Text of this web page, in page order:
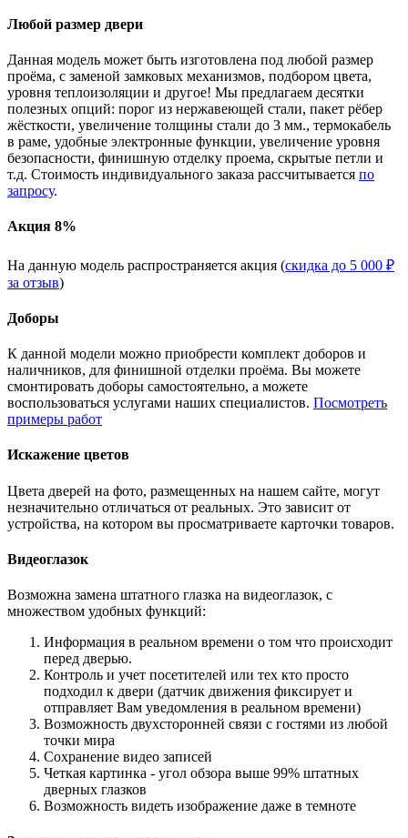
Любой размер двери
Данная модель может быть изготовлена под любой размер
проёма, с заменой замковых механизмов, подбором цвета,
уровня теплоизоляции и другое! Мы предлагаем десятки
полезных опций: порог из нержавеющей стали, пакет рёбер
жёсткости, увеличение толщины стали до 3 мм., термокабель
в раме, удобные электронные функции, увеличение уровня
безопасности, финишную отделку проема, скрытые петли и
т.д. Стоимость индивидуального заказа рассчитывается по
запросу.
Акция 8%
На данную модель распространяется акция (скидка до 5 000 ₽
за отзыв)
Доборы
К данной модели можно приобрести комплект доборов и
наличников, для финишной отделки проёма. Вы можете
смонтировать доборы самостоятельно, а можете
воспользоваться услугами наших специалистов. Посмотреть
примеры работ
Искажение цветов
Цвета дверей на фото, размещенных на нашем сайте, могут
незначительно отличаться от реальных. Это зависит от
устройства, на котором вы просматриваете карточки товаров.
Видеоглазок
Возможна замена штатного глазка на видеоглазок, с
множеством удобных функций:
Информация в реальном времени о том что происходит
перед дверью.
Контроль и учет посетителей или тех кто просто
подходил к двери (датчик движения фиксирует и
отправляет Вам уведомления в реальном времени)
Возможность двухсторонней связи с гостями из любой
точки мира
Сохранение видео записей
Четкая картинка - угол обзора выше 99% штатных
дверных глазков
Возможность видеть изображение даже в темноте